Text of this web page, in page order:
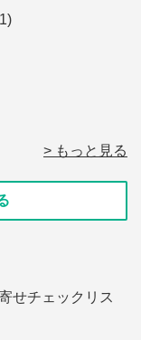
> もっと見る
せチェックリス